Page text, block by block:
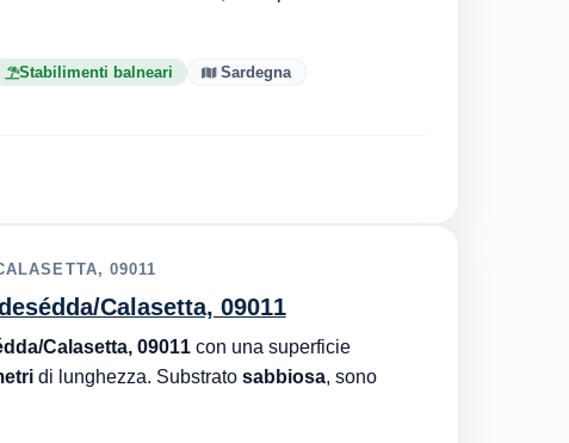
Stabilimenti balneari
Sardegna
09011
Calasetta, 09011
Calasetta, 09011con una superficie
di lunghezza. Substrato sabbiosa, sono